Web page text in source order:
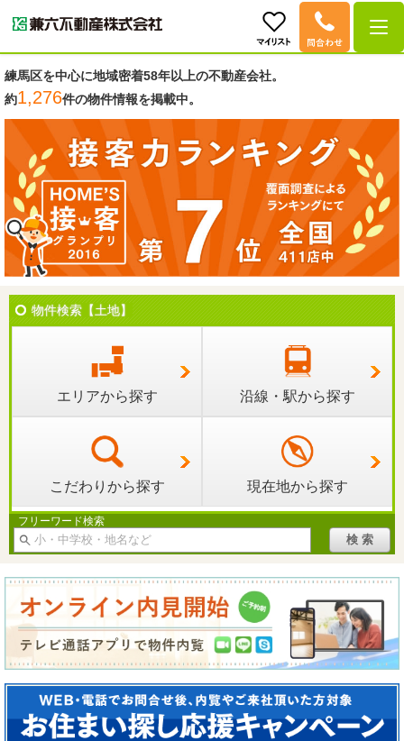
練馬区を中心に地域密着58年以上の不動産会社。
約1,276件の物件情報を掲載中。
物件検索【土地】
エリアから探す 沿線・駅から探す
こだわりから探す 現在地から探す
フリーワード検索